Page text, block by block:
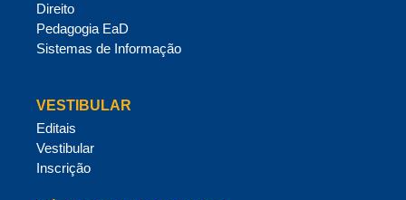
Direito
Pedagogia EaD
Sistemas de Informação
VESTIBULAR
Editais
Vestibular
Inscrição